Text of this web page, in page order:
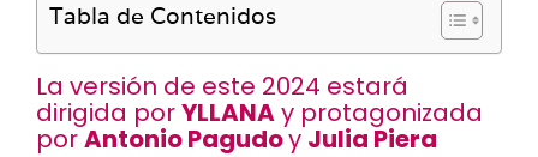
Tabla de Contenidos
La versión de este 2024 estará
dirigida porYLLANAy protagonizada
porAntonio Pagudoy Julia Piera